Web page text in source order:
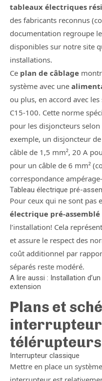
tableaux électriques
des fabricants reconnus
documentation regroupe
disponibles sur notre site
installations.
Ce plan de câblage
système avec une
ou plus, en accord avec
C15-100. Cette norme
pour les disjoncteurs
exemple, un disjoncteur
câble de 1,5 mm², 20 A
pour un câble de 6 mm²
correspondance
Tableau électrique pré-
Pour ceux qui ne sont pas
électrique pré-assemblé
l’installation! Cela
et assure le respect des
coût additionnel par
séparés reste modéré.
A lire aussi : Installation
extension
Plans et
télérupteurs
Interrupteur classique
Mettre en place un